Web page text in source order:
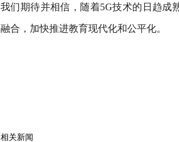
我们期待并相信，随着5G技术的日趋成
融合，加快推进教育现代化和公平化。
相关新闻